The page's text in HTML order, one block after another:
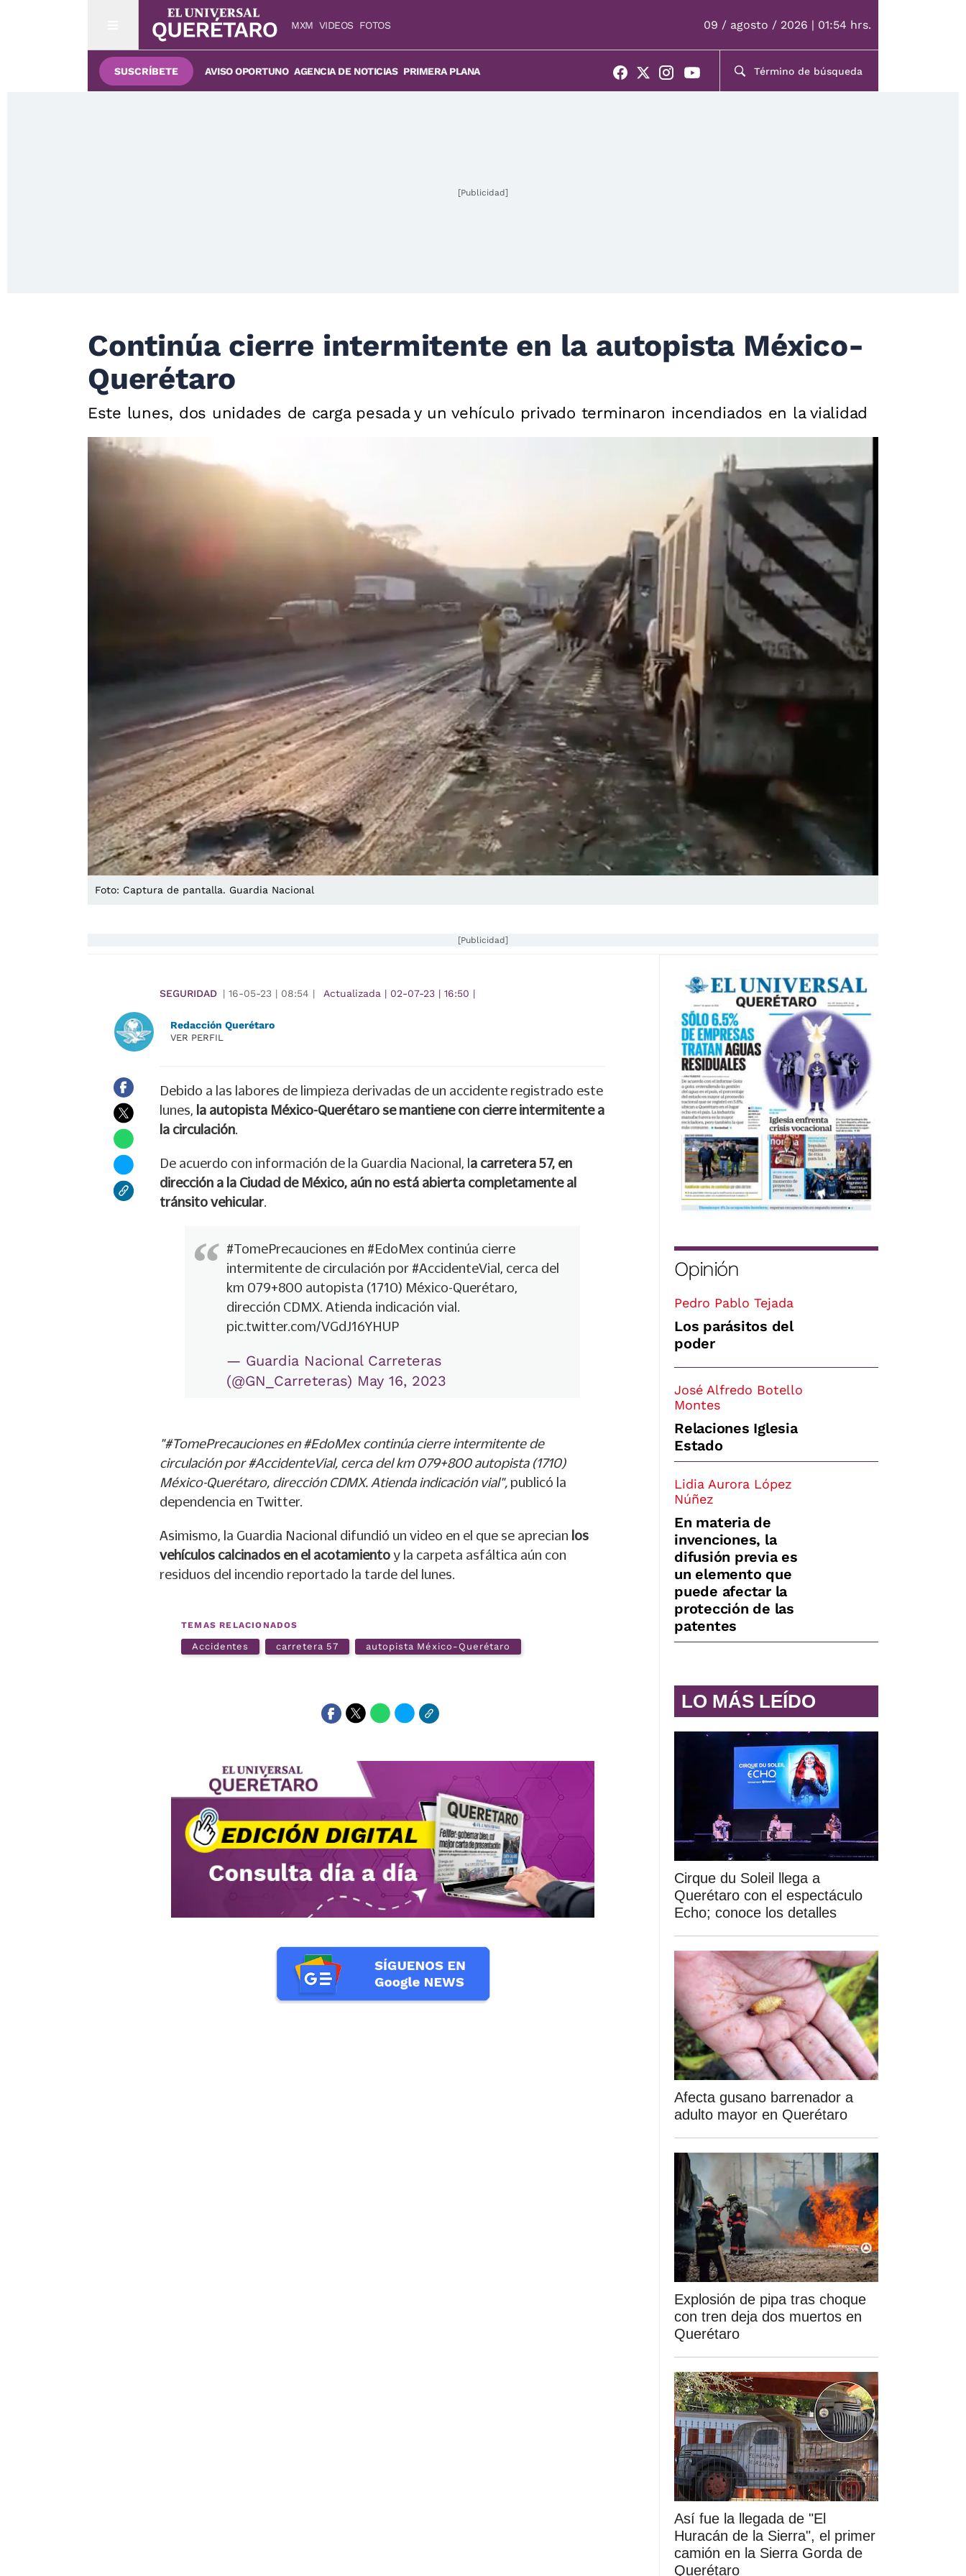
MXM VIDEOS FOTOS 09 / agosto / 2026 | 01:54 hrs.
SUSCRÍBETE AVISO OPORTUNO AGENCIA DE NOTICIAS PRIMERA PLANA
[Publicidad]
Continúa cierre intermitente en la autopista México-
Querétaro
Este lunes, dos unidades de carga pesada y un vehículo privado terminaron incendiados en la vialidad
Foto: Captura de pantalla. Guardia Nacional
[Publicidad]
SEGURIDAD | 16-05-23 | 08:54 | Actualizada | 02-07-23 | 16:50 |
Redacción Querétaro
VER PERFIL
Debido a las labores de limpieza derivadas de un accidente registrado este
lunes, la autopista México-Querétaro se mantiene con cierre intermitente a
la circulación
De acuerdo con información de la Guardia Nacional, la carretera 57, en
dirección a la Ciudad de México, aún no está abierta completamente al
tránsito vehicular
#TomePrecauciones en #EdoMex continúa cierre
intermitente de circulación por #AccidenteVial , cerca del
km 079+800 autopista (1710) México-Querétaro,
dirección CDMX. Atienda indicación vial.
pic.twitter.com/VGdJ16YHUP
— Guardia Nacional Carreteras
(@GN_Carreteras) May 16, 2023
"#TomePrecauciones en #EdoMex continúa cierre intermitente de
circulación por #AccidenteVial, cerca del km 079+800 autopista (1710)
México-Querétaro, dirección CDMX. Atienda indicación vial", publicó la
dependencia en Twitter.
Asimismo, la Guardia Nacional difundió un video en el que se aprecian los
vehículos calcinados en el acotamiento y la carpeta asfáltica aún con
residuos del incendio reportado la tarde del lunes.
TEMAS RELACIONADOS
Accidentes carretera 57 autopista México-Querétaro
Opinión
Pedro Pablo Tejada
Los parásitos del
poder
José Alfredo Botello
Montes
Relaciones Iglesia
Estado
Lidia Aurora López
Núñez
En materia de
invenciones, la
difusión previa es
un elemento que
puede afectar la
protección de las
patentes
LO MÁS LEÍDO
Cirque du Soleil llega a
Querétaro con el espectáculo
Echo; conoce los detalles
Afecta gusano barrenador a
adulto mayor en Querétaro
Explosión de pipa tras choque
con tren deja dos muertos en
Querétaro
Así fue la llegada de "El
Huracán de la Sierra", el primer
camión en la Sierra Gorda de
Querétaro